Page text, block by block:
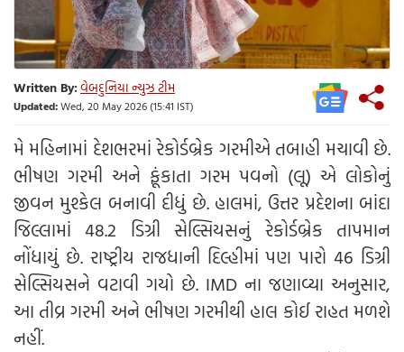
Written By:વેબદુનિયા ન્યુઝ ટીમ
Updated:Wed, 20 May 2026 (15:41 IST)
મે મહિનામાં દેશભરમાં રેકોર્ડબ્રેક ગરમીએ તબાહી મચાવી છે.
ભીષણ ગરમી અને ફૂંકાતા ગરમ પવનો (લૂ) એ લોકોનું
જીવન મુશ્કેલ બનાવી દીધું છે. હાલમાં, ઉત્તર પ્રદેશના બાંદા
જિલ્લામાં 48.2 ડિગ્રી સેલ્સિયસનું રેકોર્ડબ્રેક તાપમાન
નોંધાયું છે. રાષ્ટ્રીય રાજધાની દિલ્હીમાં પણ પારો 46 ડિગ્રી
સેલ્સિયસને વટાવી ગયો છે. IMD ના જણાવ્યા અનુસાર,
આ તીવ્ર ગરમી અને ભીષણ ગરમીથી હાલ કોઈ રાહત મળશે
નહીં.